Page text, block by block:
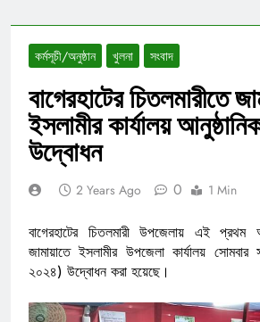
কর্মসূচী/অনুষ্ঠান খুলনা সংবাদ
বাগেরহাটের চিতলমারীতে
ইসলামীর কার্যালয়
উদ্বোধন
2 Years Ago 0 1 Min
বাগেরহাটের চিতলমারী উপজেলায় এই প্রথম
জামায়াতে ইসলামীর উপজেলা কার্যালয় সোমবার
২০২৪) উদ্বোধন করা হয়েছে।